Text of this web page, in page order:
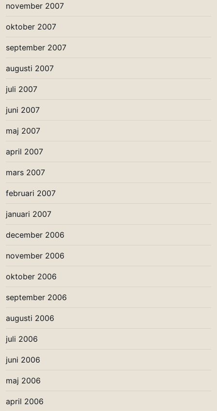
november 2007
oktober 2007
september 2007
augusti 2007
juli 2007
juni 2007
maj 2007
april 2007
mars 2007
februari 2007
januari 2007
december 2006
november 2006
oktober 2006
september 2006
augusti 2006
juli 2006
juni 2006
maj 2006
april 2006